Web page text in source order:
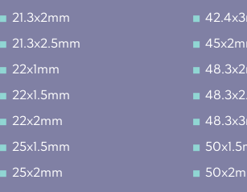
21.3x2mm
21.3x2.5mm
22x1mm
22x1.5mm
22x2mm
25x1.5mm
25x2mm